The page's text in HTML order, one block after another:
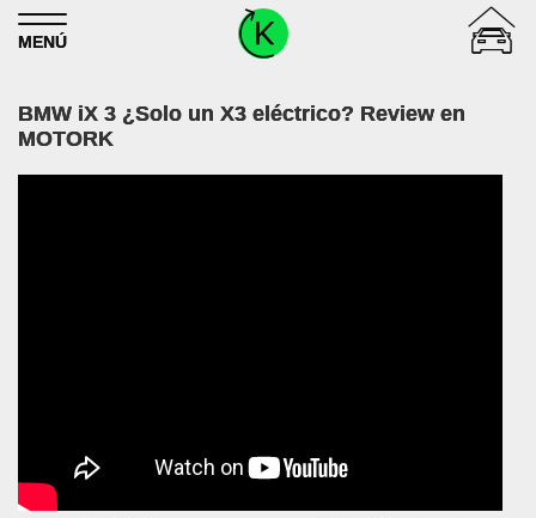
Skip to content
MENÚ
BMW iX 3 ¿Solo un X3 eléctrico? Review en
MOTORK